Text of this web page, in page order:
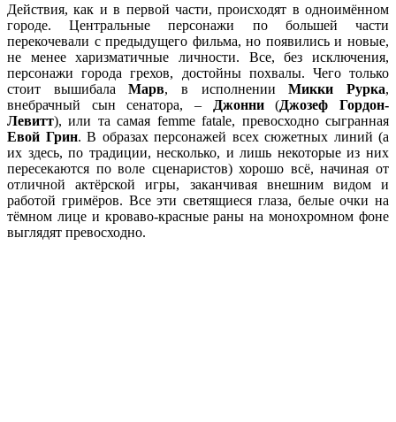
Действия, как и в первой части, происходят в одноимённом
городе. Центральные персонажи по большей части
перекочевали с предыдущего фильма, но появились и новые,
не менее харизматичные личности. Все, без исключения,
персонажи города грехов, достойны похвалы. Чего только
стоит вышибалаМарв, в исполненииМикки Рурка,
внебрачный сын сенатора, –
Джонни(Джозеф Гордон-
Левитт), или та самая femme fatale, превосходно сыгранная
Евой Грин. В образах персонажей всех сюжетных линий (а
их здесь, по традиции, несколько, и лишь некоторые из них
пересекаются по воле сценаристов) хорошо всё, начиная от
отличной актёрской игры, заканчивая внешним видом и
работой гримёров. Все эти светящиеся глаза, белые очки на
тёмном лице и кроваво-красные раны на монохромном фоне
выглядят превосходно.